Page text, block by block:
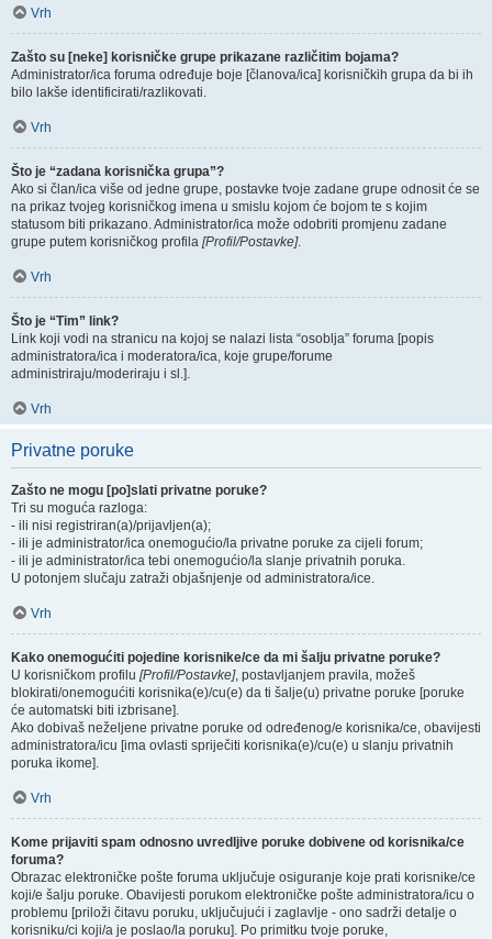
Vrh
Zašto su [neke] korisničke grupe prikazane različitim bojama?
Administrator/ica foruma određuje boje [članova/ica] korisničkih grupa da bi ih
bilo lakše identificirati/razlikovati.
Vrh
Što je “zadana korisnička grupa”?
Ako si član/ica više od jedne grupe, postavke tvoje zadane grupe odnosit će se
na prikaz tvojeg korisničkog imena u smislu kojom će bojom te s kojim
statusom biti prikazano. Administrator/ica može odobriti promjenu zadane
grupe putem korisničkog profila [Profil/Postavke].
Vrh
Što je “Tim” link?
Link koji vodi na stranicu na kojoj se nalazi lista “osoblja” foruma [popis
administratora/ica i moderatora/ica, koje grupe/forume
administriraju/moderiraju i sl.].
Vrh
Privatne poruke
Zašto ne mogu [po]slati privatne poruke?
Tri su moguća razloga:
- ili nisi registriran(a)/prijavljen(a);
- ili je administrator/ica onemogućio/la privatne poruke za cijeli forum;
- ili je administrator/ica tebi onemogućio/la slanje privatnih poruka.
U potonjem slučaju zatraži objašnjenje od administratora/ice.
Vrh
Kako onemogućiti pojedine korisnike/ce da mi šalju privatne poruke?
U korisničkom profilu [Profil/Postavke], postavljanjem pravila, možeš
blokirati/onemogućiti korisnika(e)/cu(e) da ti šalje(u) privatne poruke [poruke
će automatski biti izbrisane].
Ako dobivaš neželjene privatne poruke od određenog/e korisnika/ce, obavijesti
administratora/icu [ima ovlasti spriječiti korisnika(e)/cu(e) u slanju privatnih
poruka ikome].
Vrh
Kome prijaviti spam odnosno uvredljive poruke dobivene od korisnika/ce
foruma?
Obrazac elektroničke pošte foruma uključuje osiguranje koje prati korisnike/ce
koji/e šalju poruke. Obavijesti porukom elektroničke pošte administratora/icu o
problemu [priloži čitavu poruku, uključujući i zaglavlje - ono sadrži detalje o
korisniku/ci koji/a je poslao/la poruku]. Po primitku tvoje poruke,